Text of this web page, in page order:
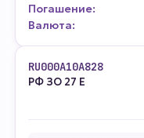
Погашение:
Валюта:
RU000A10A828
РФ ЗО 27 Е